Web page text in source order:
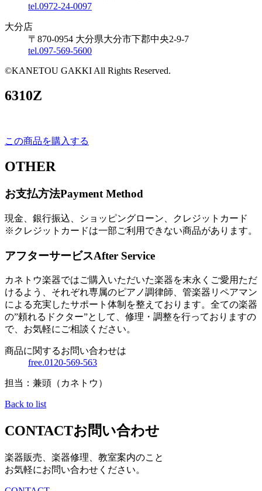
tel.0972-24-0097
大分店
〒870-0954 大分県大分市下郡中央2-9-7
tel.097-569-5600
©KANETOU GAKKI All Rights Reserved.
6310Z
この商品を購入する
OTHER
お支払方法Payment Method
現金、銀行振込、ショッピングローン、クレジットカード
※クレジットカードは一部ご利用できない商品があります。
アフターサービスAfter Service
カネトウ楽器ではご購入いただいた楽器を末永くご愛用ただ
けるよう、それぞれ専属のピアノ調律師、管楽器リペアマン
による充実したサポート体制を整えております。全ての楽器
の”頼れるドクター”として、修理・調整を行っておりますの
で、お気軽にご相談ください。
商品に関するお問い合わせは
free.0120-569-563
担当：兼頭（カネトウ）
Back to list
CONTACTお問い合わせ
楽器販売、楽器修理、教室案内のこと
お気軽にお問い合わせください。